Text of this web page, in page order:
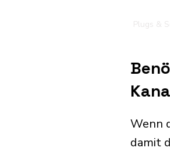
Plugs &
Wenn
damit